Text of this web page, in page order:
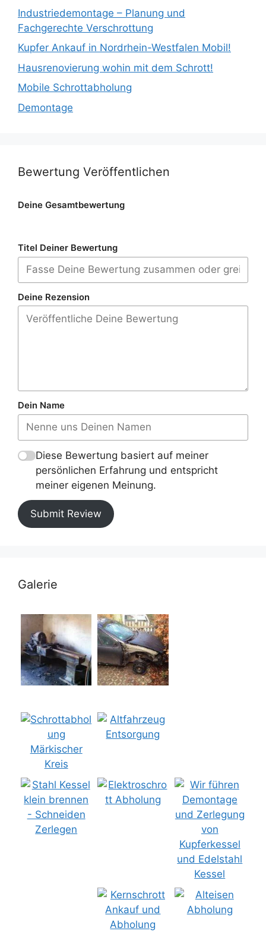
Industriedemontage – Planung und
Fachgerechte Verschrottung
Kupfer Ankauf in Nordrhein-Westfalen Mobil!
Hausrenovierung wohin mit dem Schrott!
Mobile Schrottabholung
Demontage
Bewertung Veröffentlichen
Deine Gesamtbewertung
Titel Deiner Bewertung
Deine Rezension
Dein Name
Diese Bewertung basiert auf meiner
persönlichen Erfahrung und entspricht
meiner eigenen Meinung.
Submit Review
Galerie